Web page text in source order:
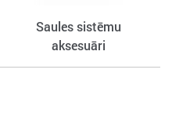
Saules sistēmu
aksesuāri